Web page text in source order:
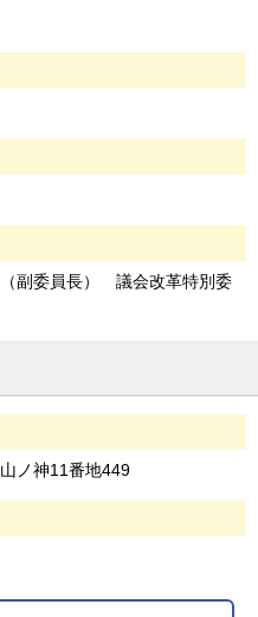
副委員長） 議会改革特別委
ノ神11番地449